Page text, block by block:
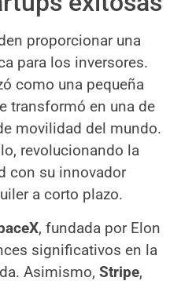
proporcionar una
para los inversores.
como una pequeña
transformó en una de
movilidad del mundo.
revolucionando la
con su innovador
a corto plazo.
, fundada por Elon
significativos en la
Asimismo, Stripe,